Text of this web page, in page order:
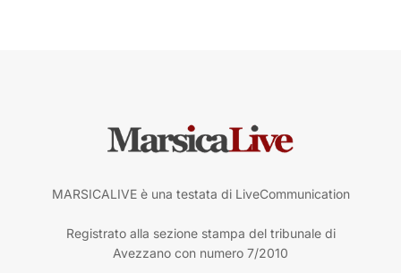
MARSICALIVE è una testata di LiveCommunication
Registrato alla sezione stampa del tribunale di
Avezzano con numero 7/2010